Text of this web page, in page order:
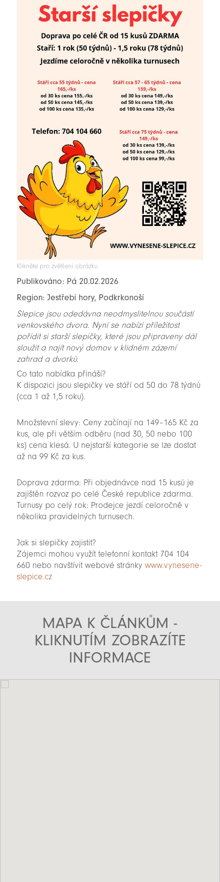
Klikněte pro zvětšení obrázku.
Publikováno: Pá 20.02.2026
Region: Jestřebí hory, Podkrkonoší
Slepice jsou odedávna neodmyslitelnou součástí
venkovského dvora. Nyní se nabízí příležitost
pořídit si starší slepičky, které jsou připraveny dál
sloužit a najít nový domov v klidném zázemí
zahrad a dvorků.
Co tato nabídka přináší?
K dispozici jsou slepičky ve stáří od 50 do 78 týdnů
(cca 1 až 1,5 roku).
Množstevní slevy: Ceny začínají na 149–165 Kč za
kus, ale při větším odběru (nad 30, 50 nebo 100
ks) cena klesá. U nejstarší kategorie se lze dostat
až na 99 Kč za kus.
Doprava zdarma: Při objednávce nad 15 kusů je
zajištěn rozvoz po celé České republice zdarma.
Turnusy po celý rok: Prodejce jezdí celoročně v
několika pravidelných turnusech.
Jak si slepičky zajistit?
Zájemci mohou využít telefonní kontakt 704 104
660 nebo navštívit webové stránky www.vynesene-
slepice.cz
MAPA K ČLÁNKŮM -
KLIKNUTÍM ZOBRAZÍTE
INFORMACE